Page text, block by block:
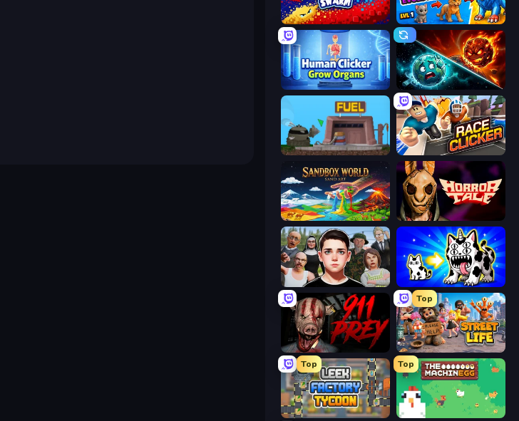
Liquid Swarm Ultimate Evolution
Human Clicker: Grow Organs PlanetCrush 2
Motherload
Sandbox World: Sand Art Horror Tale
Schoolboy Escape: Runaway Strange Cats
911: Prey
Top
Street Life
Top
Leek Factory Tycoon
Top
The MachinEGG